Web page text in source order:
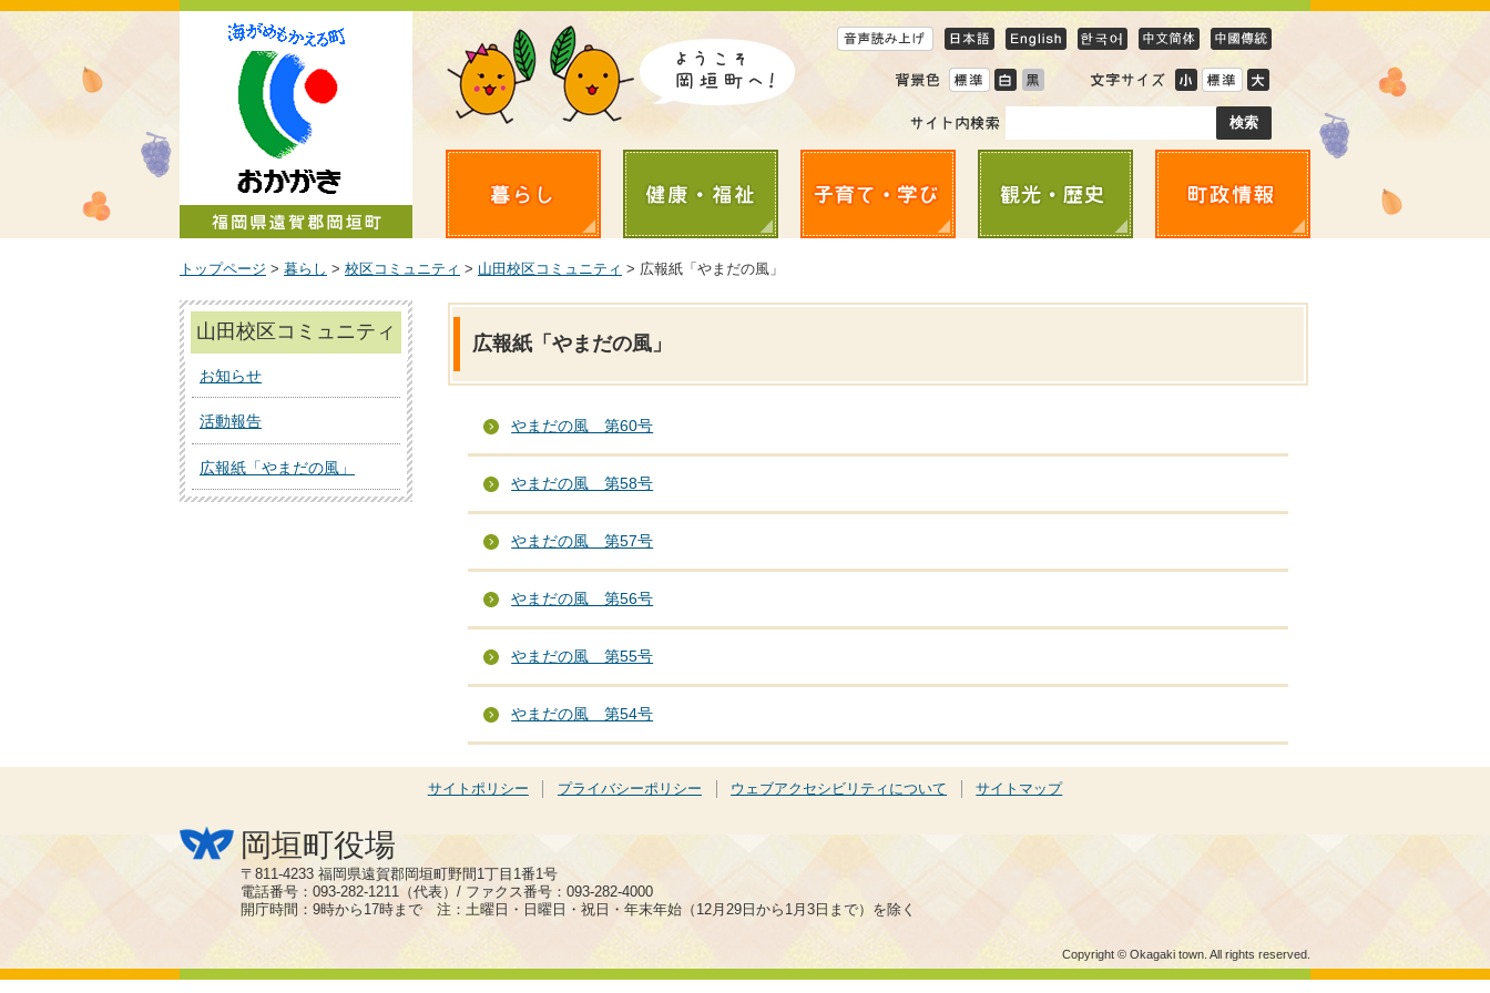
トップページ > 暮らし > 校区コミュニティ > 山田校区コミュニティ > 広報紙「やまだの風」
広報紙「やまだの風」
やまだの風 第60号
やまだの風 第58号
やまだの風 第57号
やまだの風 第56号
やまだの風 第55号
やまだの風 第54号
山田校区コミュニティ
お知らせ
活動報告
広報紙「やまだの風」
サイトポリシー プライバシーポリシー ウェブアクセシビリティについて サイトマップ
岡垣町役場
〒811-4233 福岡県遠賀郡岡垣町野間1丁目1番1号
電話番号：093-282-1211（代表）/ ファクス番号：093-282-4000
開庁時間：9時から17時まで 注：土曜日・日曜日・祝日・年末年始（12月29日から1月3日まで）を除く
Copyright © Okagaki town. All rights reserved.